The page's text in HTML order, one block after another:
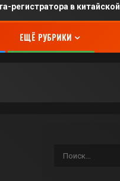
в китайской больнице
ЕЩЁ РУБРИКИ